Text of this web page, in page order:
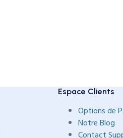
Espace Clients
Options de
Notre Blog
Contact